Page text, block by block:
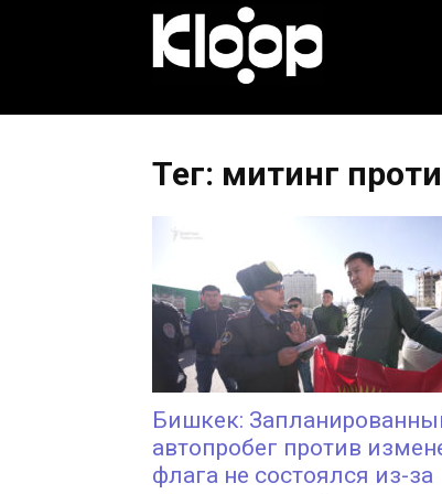
Новости
Тег: митинг
Бишкек:
автопробег против
флага не состоялся из-за